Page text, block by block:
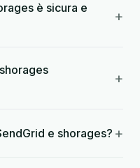
è sicura e
+
+
e shorages? +